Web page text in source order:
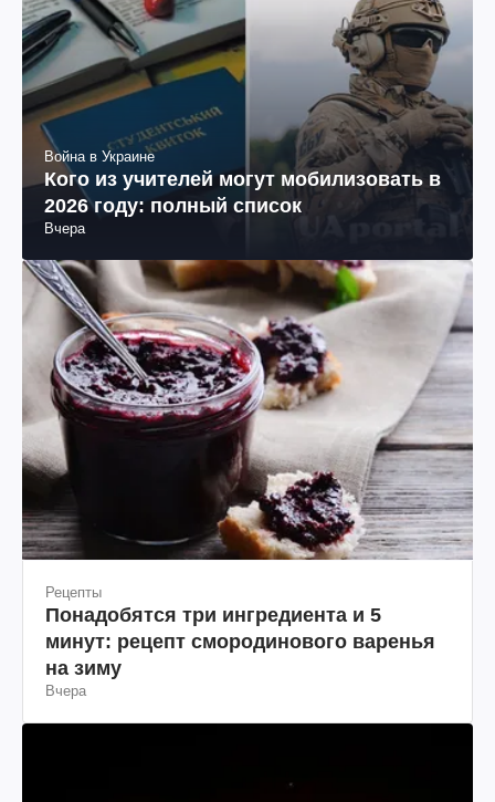
Война в Украине
Кого из учителей могут мобилизовать в
2026 году: полный список
Вчера
Рецепты
Понадобятся три ингредиента и 5
минут: рецепт смородинового варенья
на зиму
Вчера